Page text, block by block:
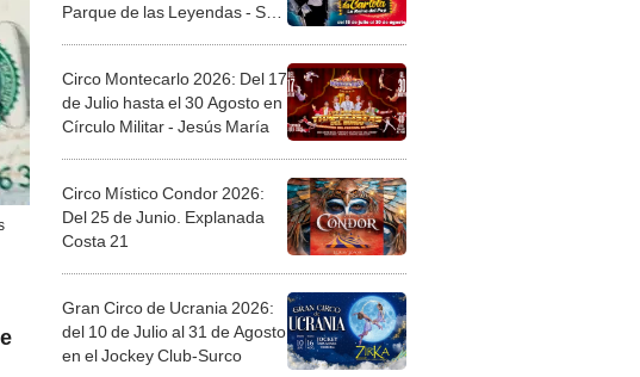
Parque de las Leyendas - San
Circo Montecarlo 2026: Del 17
de Julio hasta el 30 Agosto en
Círculo Militar - Jesús María
Circo Místico Condor 2026:
Del 25 de Junio. Explanada
Costa 21
Gran Circo de Ucrania 2026:
del 10 de Julio al 31 de Agosto
en el Jockey Club-Surco